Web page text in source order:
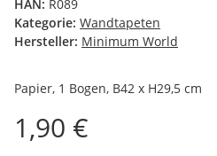
HAN: R089
Kategorie: Wandtapeten
Hersteller: Minimum World
Papier, 1 Bogen, B42 x H29,5 cm
1,90 €